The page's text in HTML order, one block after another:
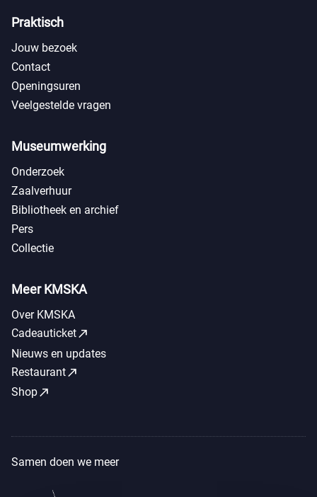
Praktisch
Jouw bezoek
Contact
Openingsuren
Veelgestelde vragen
Museumwerking
Onderzoek
Zaalverhuur
Bibliotheek en archief
Pers
Collectie
Meer KMSKA
Over KMSKA
Cadeauticketcall_made
Nieuws en updates
Restaurantcall_made
Shopcall_made
Samen doen we meer